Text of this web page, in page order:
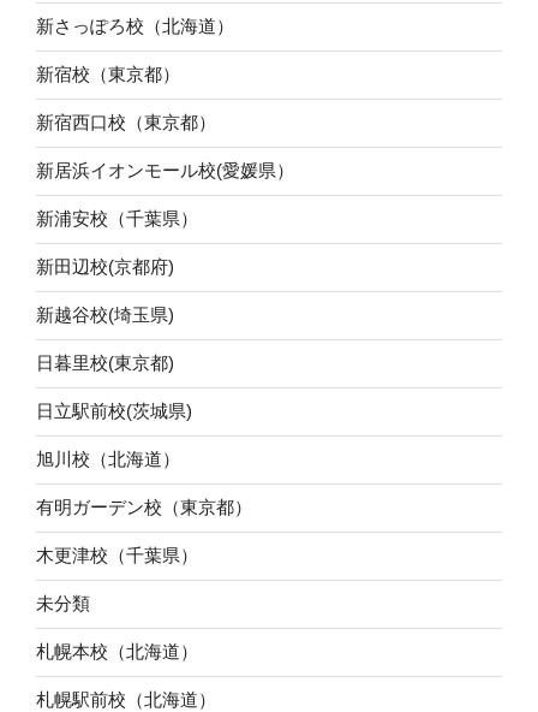
新さっぽろ校（北海道）
新宿校（東京都）
新宿西口校（東京都）
新居浜イオンモール校(愛媛県）
新浦安校（千葉県）
新田辺校(京都府)
新越谷校(埼玉県)
日暮里校(東京都)
日立駅前校(茨城県)
旭川校（北海道）
有明ガーデン校（東京都）
木更津校（千葉県）
未分類
札幌本校（北海道）
札幌駅前校（北海道）